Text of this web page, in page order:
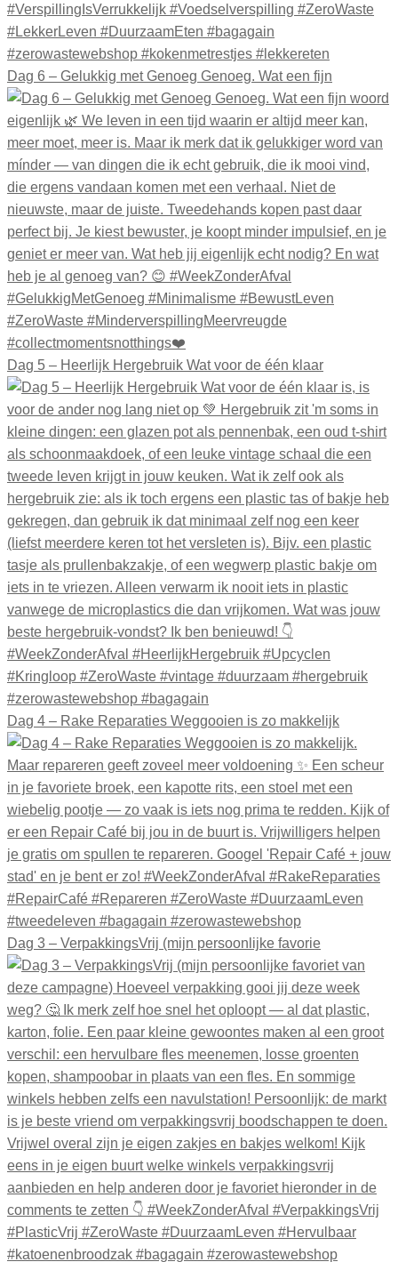
Dag 6 – Gelukkig met Genoeg Genoeg. Wat een fijn
Dag 5 – Heerlijk Hergebruik Wat voor de één klaar
Dag 4 – Rake Reparaties Weggooien is zo makkelijk
Dag 3 – VerpakkingsVrij (mijn persoonlijke favorie